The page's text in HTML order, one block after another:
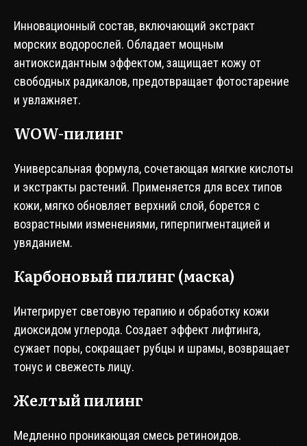
Инновационный состав, включающий экстракт
морских водорослей. Обладает мощным
антиоксидантным эффектом, защищает кожу от
свободных радикалов, предотвращает фотостарение
и увлажняет.
WOW-пилинг
Универсальная формула, сочетающая мягкие кислоты
и экстракты растений. Применяется для всех типов
кожи, мягко обновляет верхний слой, борется с
возрастными изменениями, гиперпигментацией и
увяданием.
Карбоновый пилинг (маска)
Интегрирует световую терапию и обработку кожи
диоксидом углерода. Создает эффект лифтинга,
сужает поры, сокращает рубцы и шрамы, возвращает
тонус и свежесть лицу.
Желтый пилинг
Медленно проникающая смесь ретиноидов.